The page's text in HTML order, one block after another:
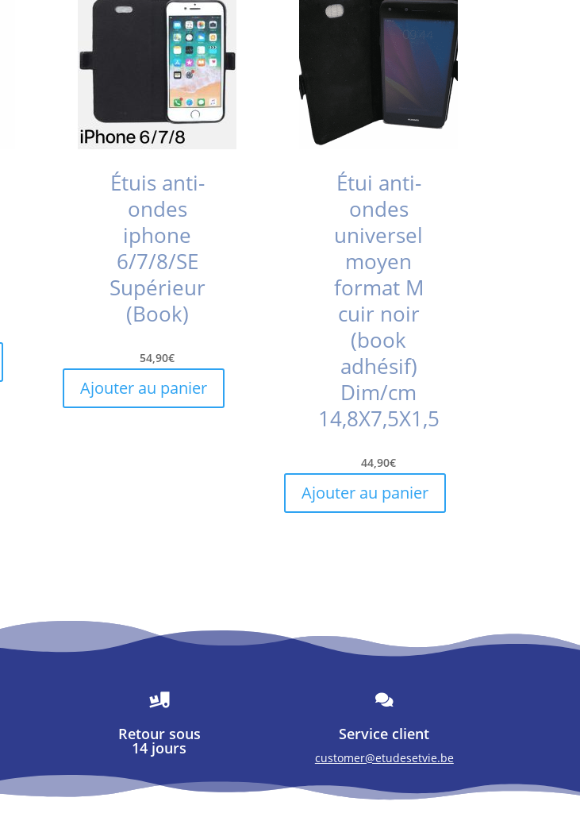
Étuis anti-
ondes
iphone
6/7/8/SE
Supérieur
(Book)
54,90€
Ajouter au panier
Étui anti-
ondes
universel
moyen
format M
cuir noir
(book
adhésif)
Dim/cm
14,8X7,5X1,5
44,90€
Ajouter au panier

Retour sous
14 jours

Service client
customer@etudesetvie.be